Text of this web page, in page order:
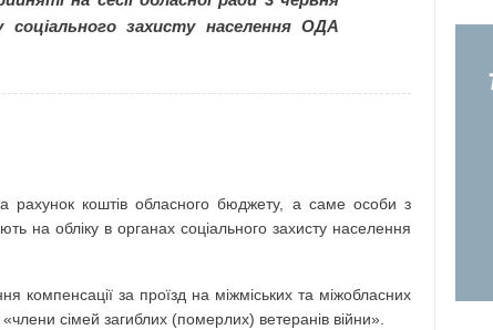
захисту населення ОДА
рахунок коштів обласного бюджету, а саме особи з
на обліку в органах соціального захисту населення
компенсації за проїзд на міжміських та міжобласних
сімей загиблих (померлих) ветеранів війни».